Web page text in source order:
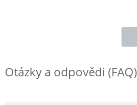
Otázky a odpovědi (FAQ)